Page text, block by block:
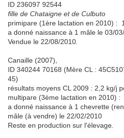
ID 236097 92544
fille de Chataigne et de Culbuto
primipare (1ère lactation en 2010) :
a donné naissance à 1 mâle le 03/
Vendue le 22/08/2010
Canaille (2007),
ID 340244 70168 (Mère CL :
45)
résultats moyens CL 2009 : 2,2 kg/j
multipare (3ème lactation en 2010)
a donné naissance à 1 chevrette
mâle (à vendre) le 22/02/2010
Reste en production sur l'élevage